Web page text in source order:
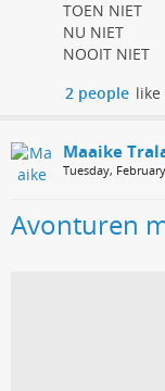
TOEN NIET
NU NIET
NOOIT NIET
2 people like
Maaike
Tuesday,
Avonturen